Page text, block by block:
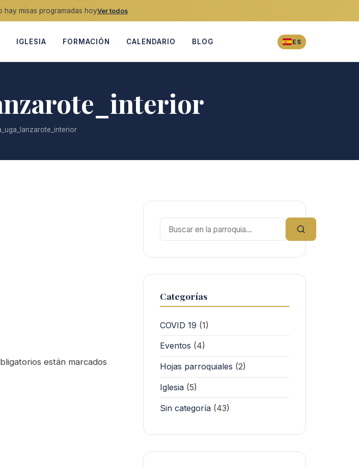
hay misas programadas hoyVer todos
IGLESIA FORMACIÓN CALENDARIO BLOG ES
están marcados
Buscar:
Categorías
COVID 19 (1)
Eventos (4)
Hojas parroquiales (2)
Iglesia (5)
Sin categoría (43)